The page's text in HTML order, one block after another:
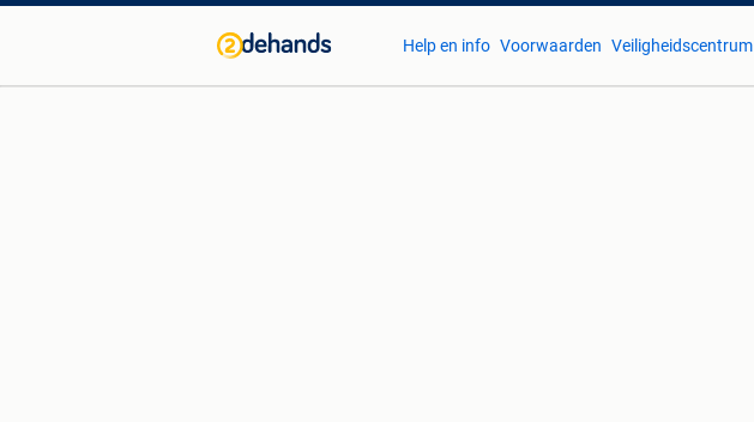
Help en info Voorwaarden Veiligheidscentrum